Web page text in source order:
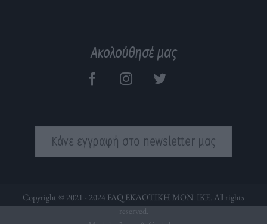
Ακολούθησέ μας
Κάνε εγγραφή στο newsletter μας
Copyright © 2021 - 2024 FAQ ΕΚΔΟΤΙΚΗ ΜΟΝ. ΙΚΕ. All rights
reserved.